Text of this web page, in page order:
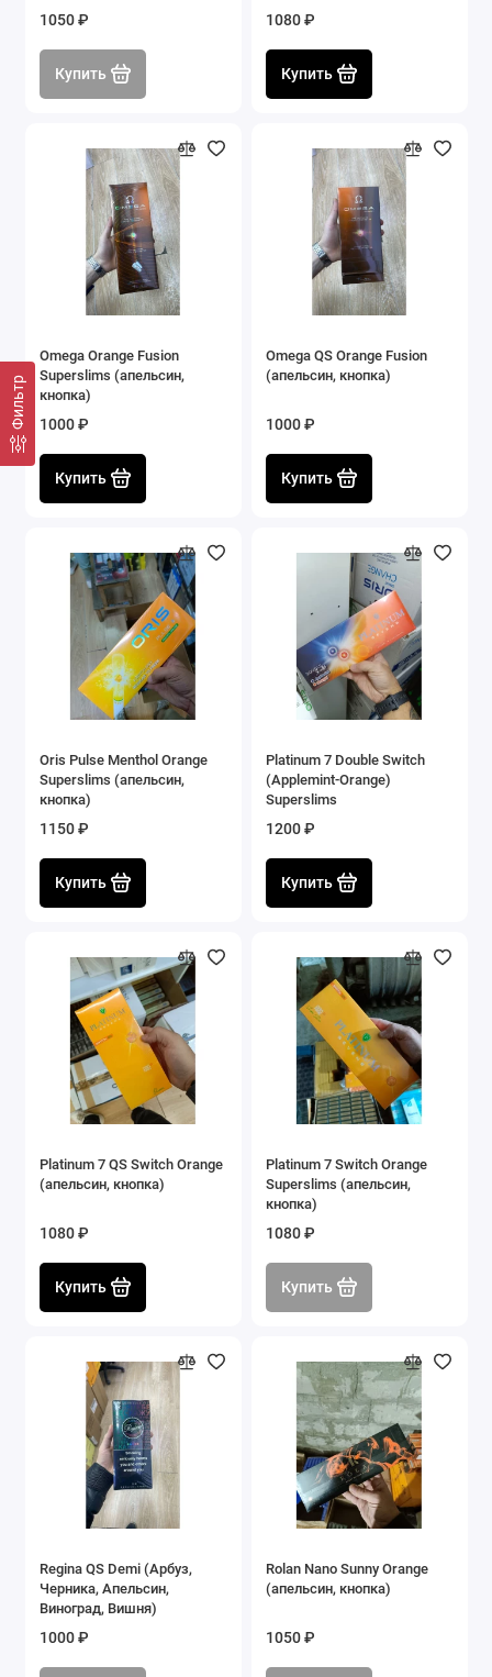
Фильтр
1050 ₽
Купить
1080 ₽
Купить
Omega Orange Fusion
Superslims (апельсин,
кнопка)
1000 ₽
Купить
Omega QS Orange Fusion
(апельсин, кнопка)
1000 ₽
Купить
Oris Pulse Menthol Orange
Superslims (апельсин,
кнопка)
1150 ₽
Купить
Platinum 7 Double Switch
(Applemint-Orange)
Superslims
1200 ₽
Купить
Platinum 7 QS Switch Orange
(апельсин, кнопка)
1080 ₽
Купить
Platinum 7 Switch Orange
Superslims (апельсин,
кнопка)
1080 ₽
Купить
Regina QS Demi (Арбуз,
Черника, Апельсин,
Виноград, Вишня)
1000 ₽
Rolan Nano Sunny Orange
(апельсин, кнопка)
1050 ₽